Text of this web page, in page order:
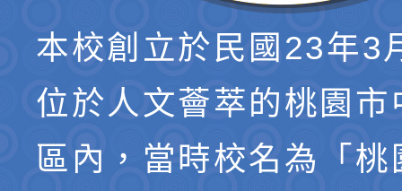
本校創立於民國23年3
位於人文薈萃的桃園市
區內，當時校名為「桃